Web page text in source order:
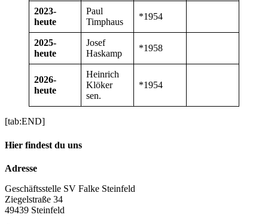
2023-
heute
Paul
Timphaus
*1954
2025-
heute
Josef
Haskamp
*1958
2026-
heute
Heinrich
Klöker
sen.
*1954
[tab:END]
Hier findest du uns
Adresse
Geschäftsstelle SV Falke Steinfeld
Ziegelstraße 34
49439 Steinfeld